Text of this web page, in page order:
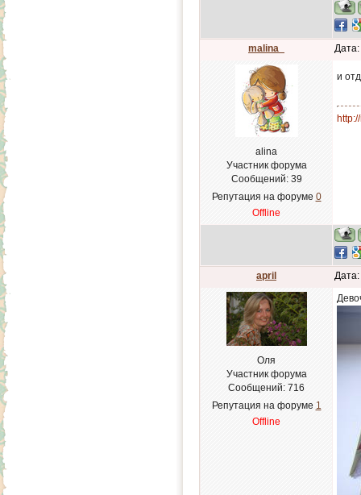
malina_
alina
Участник форума
Сообщений: 39
Репутация на форуме 0
Offline
и
april
Оля
Участник форума
Сообщений: 716
Репутация на форуме 1
Offline